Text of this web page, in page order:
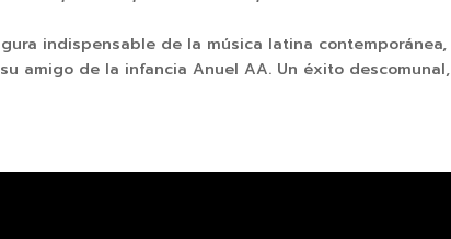
indispensable de la música latina contemporánea,
amigo de la infancia Anuel AA. Un éxito descomunal,